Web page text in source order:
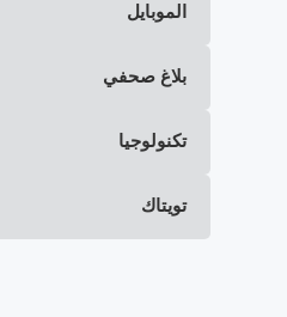
الموبايل
بلاغ صحفي
تكنولوجيا
تويتاك